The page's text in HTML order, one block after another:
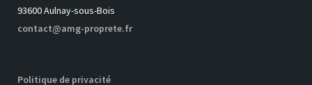
93600 Aulnay-sous-Bois
contact@amg-proprete.fr
Politique de privacité